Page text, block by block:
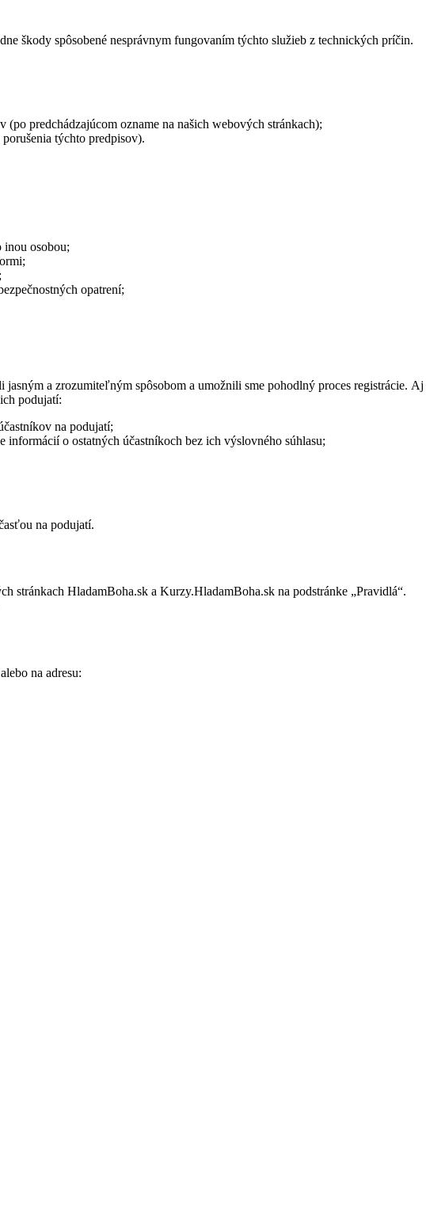
škody spôsobené nesprávnym fungovaním týchto služieb z technických príčin.
predchádzajúcom ozname na našich webových stránkach);
týchto predpisov).
inou osobou;
opatrení;
a zrozumiteľným spôsobom a umožnili sme pohodlný proces registrácie. Aj
podujatí:
na podujatí;
o ostatných účastníkoch bez ich výslovného súhlasu;
na podujatí.
stránkach HladamBoha.sk a Kurzy.HladamBoha.sk na podstránke „Pravidlá“.
na adresu: